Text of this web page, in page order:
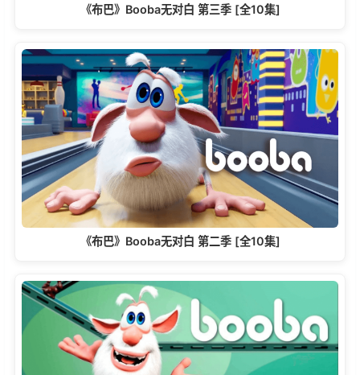
《布巴》Booba无对白 第三季 [全10集]
《布巴》Booba无对白 第二季 [全10集]